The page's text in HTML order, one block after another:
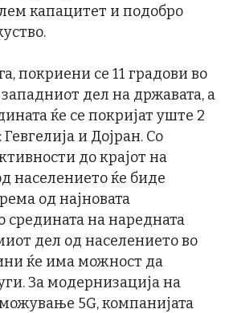
капацитет и подобро
покриени се 11 градови во
дел на државата, а
ќе се покријат уште 2
и Дојран. Со
до крајот на
населението ќе биде
од најновата
средината на наредната
дел од населението во
ќе има можност да
За модернизација на
5G, компанијата